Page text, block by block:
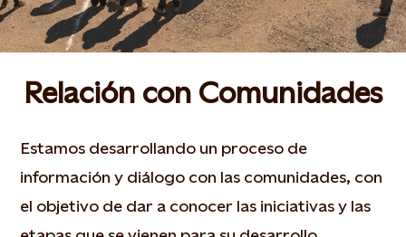
Relación con Comunidades
Estamos desarrollando un proceso de
información y diálogo con las comunidades, con
el objetivo de dar a conocer las iniciativas y las